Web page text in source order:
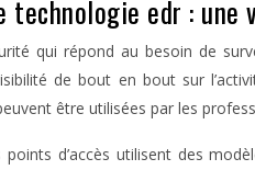
technologie edr :
qui répond au besoin de
de bout en bout sur
être utilisées par les
d’accès utilisent des